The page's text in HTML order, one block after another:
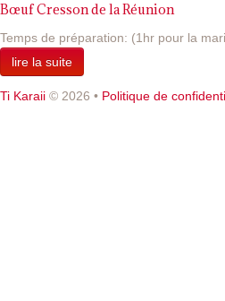
Bœuf Cresson de la Réunion
Temps de préparation: (1hr pour la
lire la suite
Ti Karaii © 2026 • Politique de